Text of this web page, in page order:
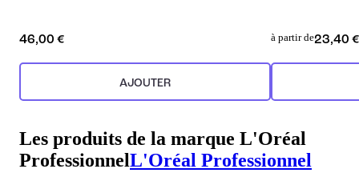
46,00 €
AJOUTER
à partir de23,40 €
Les produits de la marque L'Oréal
ProfessionnelL'Oréal Professionnel